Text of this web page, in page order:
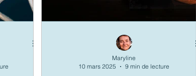
Maryline
10 mars 2025
9 min de lecture